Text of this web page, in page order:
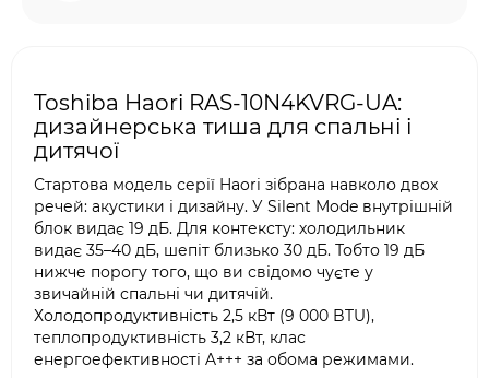
Toshiba Haori RAS-10N4KVRG-UA:
дизайнерська тиша для спальні і
дитячої
Стартова модель серії Haori зібрана навколо двох
речей: акустики і дизайну. У Silent Mode внутрішній
блок видає 19 дБ. Для контексту: холодильник
видає 35–40 дБ, шепіт близько 30 дБ. Тобто 19 дБ
нижче порогу того, що ви свідомо чуєте у
звичайній спальні чи дитячій.
Холодопродуктивність 2,5 кВт (9 000 BTU),
теплопродуктивність 3,2 кВт, клас
енергоефективності A+++ за обома режимами.